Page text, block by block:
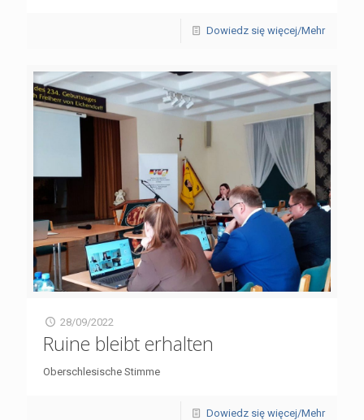
Dowiedz się więcej/Mehr
28/09/2022
Ruine bleibt erhalten
Oberschlesische Stimme
Dowiedz się więcej/Mehr